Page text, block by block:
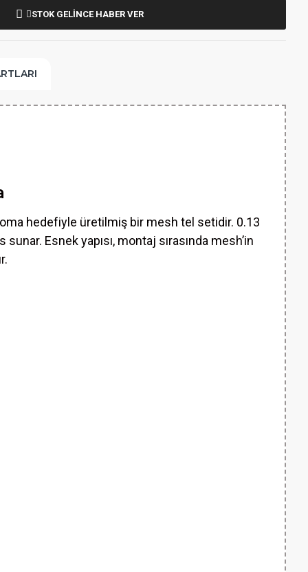
STOK GELİNCE HABER VER
hedefiyle üretilmiş bir mesh tel setidir. 0.13
Esnek yapısı, montaj sırasında mesh’in